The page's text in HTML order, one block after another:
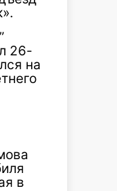
26-
на
в